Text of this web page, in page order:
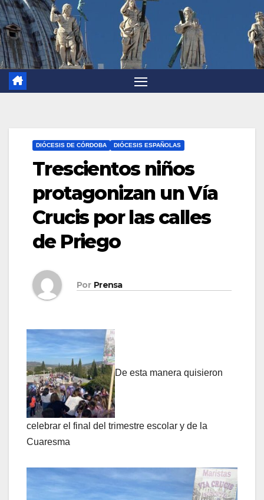
DIÓCESIS DE CÓRDOBA DIÓCESIS ESPAÑOLAS
Trescientos niños
protagonizan un Vía
Crucis por las calles
de Priego
Por Prensa
De esta manera quisieron
celebrar el final del trimestre escolar y de la
Cuaresma